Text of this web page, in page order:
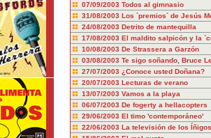
07/09/2003 Todos al gimnasio
31/08/2003 Los `premios´ de Jesús
24/08/2003 Detrito de mantequilla
17/08/2003 El maldito salpicón y la
10/08/2003 De Strassera a Garzón
03/08/2003 Te sigo soñando, Bruce
27/07/2003 ¿Conoce usted Doñana?
20/07/2003 Lecturas de verano
13/07/2003 Vamos a la playa
06/07/2003 De fogerty a hellacopters
29/06/2003 El timo 'contemporáneo'
22/06/2003 La televisión de los Íñigos